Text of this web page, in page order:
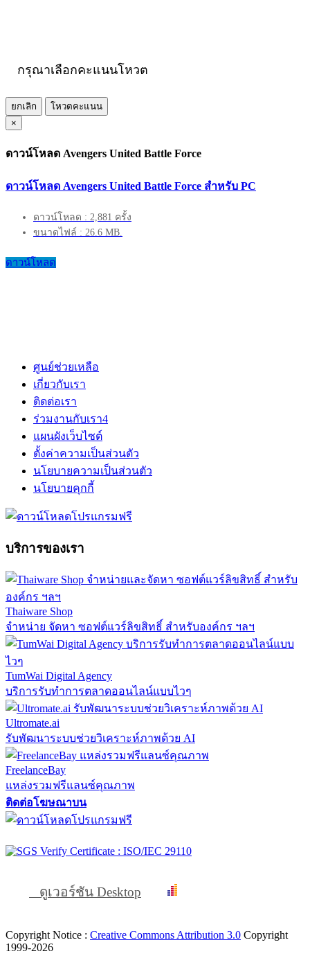
กรุณาเลือกคะแนนโหวต
ยกเลิก
โหวตคะแนน
×
ดาวน์โหลด Avengers United Battle Force
ดาวน์โหลด Avengers United Battle Force สำหรับ PC
ดาวน์โหลด : 2,881 ครั้ง
ขนาดไฟล์ : 26.6 MB.
ดาวน์โหลด
ศูนย์ช่วยเหลือ
เกี่ยวกับเรา
ติดต่อเรา
ร่วมงานกับเรา4
แผนผังเว็บไซต์
ตั้งค่าความเป็นส่วนตัว
นโยบายความเป็นส่วนตัว
นโยบายคุกกี้
บริการของเรา
Thaiware Shop
จำหน่าย จัดหา ซอฟต์แวร์ลิขสิทธิ์ สำหรับองค์กร ฯลฯ
TumWai Digital Agency
บริการรับทำการตลาดออนไลน์แบบไวๆ
Ultromate.ai
รับพัฒนาระบบช่วยวิเคราะห์ภาพด้วย AI
FreelanceBay
แหล่งรวมฟรีแลนซ์คุณภาพ
ติดต่อโฆษณาบน
ดูเวอร์ชัน Desktop
Copyright Notice : Creative Commons Attribution 3.0 Copyright
1999-2026